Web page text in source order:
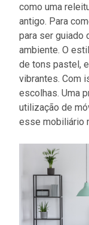
como uma
antigo. Para
para ser guiado
ambiente. O
de tons pastel,
vibrantes. Com
escolhas. Uma
utilização de
esse mobiliário